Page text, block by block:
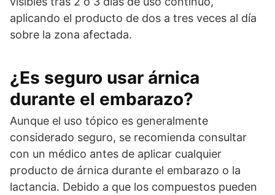
aplicando el producto de dos a tres veces al día
sobre la zona afectada.
¿Es seguro usar árnica
durante el embarazo?
Aunque el uso tópico es generalmente
considerado seguro, se recomienda consultar
con un médico antes de aplicar cualquier
producto de árnica durante el embarazo o la
lactancia. Debido a que los compuestos pueden